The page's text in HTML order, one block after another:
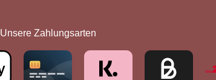
Unsere Zahlungsarten